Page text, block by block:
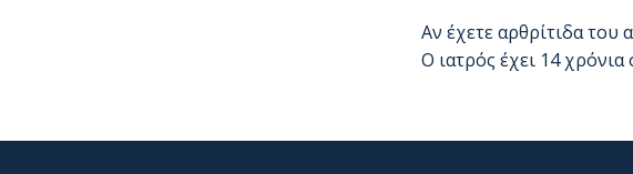
Αν έχετε αρθρίτιδα του
Ο ιατρός έχει 14 χρόνια